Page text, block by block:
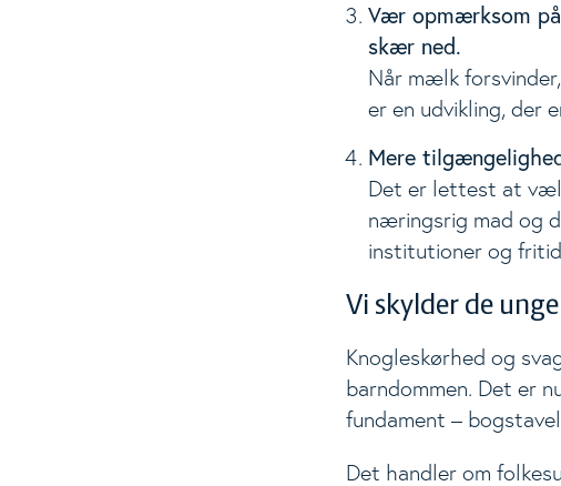
Vær opmærksom
skær ned.
Når mælk
er en udvikling, der
Mere
Det er lettest at
næringsrig mad og
institutioner og
Vi skylder de
Knogleskørhed og
barndommen. Det er
fundament –
Det handler om